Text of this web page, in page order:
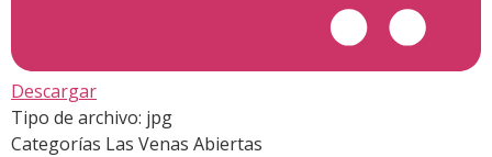
Descargar
Tipo de archivo: jpg
Categorías Las Venas Abiertas